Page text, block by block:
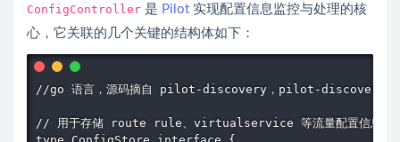
ConfigController 是 Pilot 实现配置信息监控与处理的核
心，它关联的几个关键的结构体如下：
//go 语言，源码摘自 pilot-discovery，pilot-discovery 实现
// 用于存储 route rule、virtualservice 等流量配置信息